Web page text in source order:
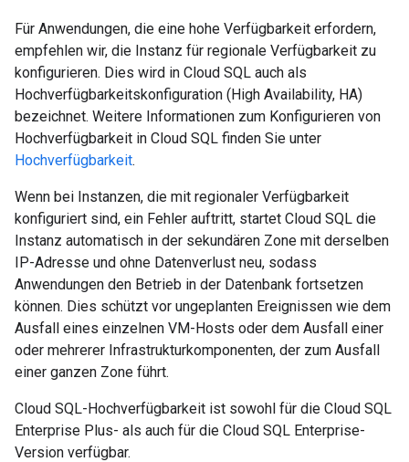
Für Anwendungen, die eine hohe Verfügbarkeit erfordern,
empfehlen wir, die Instanz für regionale Verfügbarkeit zu
konfigurieren. Dies wird in Cloud SQL auch als
Hochverfügbarkeitskonfiguration (High Availability, HA)
bezeichnet. Weitere Informationen zum Konfigurieren von
Hochverfügbarkeit in Cloud SQL finden Sie unter
Hochverfügbarkeit.
Wenn bei Instanzen, die mit regionaler Verfügbarkeit
konfiguriert sind, ein Fehler auftritt, startet Cloud SQL die
Instanz automatisch in der sekundären Zone mit derselben
IP-Adresse und ohne Datenverlust neu, sodass
Anwendungen den Betrieb in der Datenbank fortsetzen
können. Dies schützt vor ungeplanten Ereignissen wie dem
Ausfall eines einzelnen VM-Hosts oder dem Ausfall einer
oder mehrerer Infrastrukturkomponenten, der zum Ausfall
einer ganzen Zone führt.
Cloud SQL-Hochverfügbarkeit ist sowohl für die Cloud SQL
Enterprise Plus- als auch für die Cloud SQL Enterprise-
Version verfügbar.